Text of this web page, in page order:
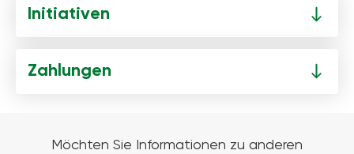
Initiativen
Zahlungen
Möchten Sie Informationen zu anderen